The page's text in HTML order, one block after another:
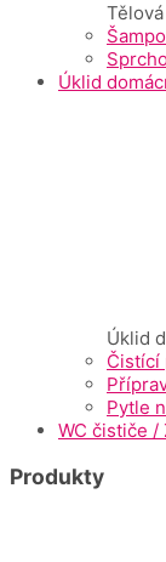
Úklid
Úklid
Čistící
Pytle
WC čističe /
Produkty